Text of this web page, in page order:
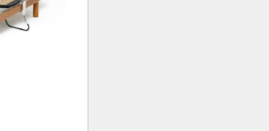
dans
la plus
solutions
offrent
de